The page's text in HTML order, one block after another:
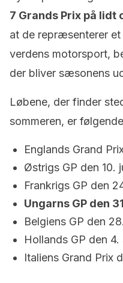
7 Grands Prix på lidt
at de repræsenterer
verdens motorsport,
der bliver sæsonens
Løbene, der finder
sommeren, er følgende
Englands Grand
Østrigs GP den 10.
Frankrigs GP den
Ungarns GP den
Belgiens GP den
Hollands GP den
Italiens Grand Prix